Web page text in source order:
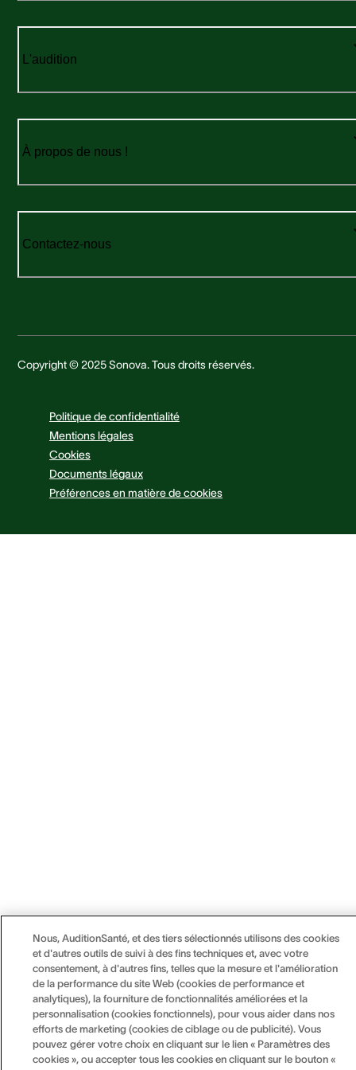
L'audition
À propos de nous !
Contactez-nous
Copyright © 2025 Sonova. Tous droits réservés.
Politique de confidentialité
Mentions légales
Cookies
Documents légaux
Préférences en matière de cookies
Nous, AuditionSanté, et des tiers sélectionnés utilisons des cookies
et d'autres outils de suivi à des fins techniques et, avec votre
consentement, à d'autres fins, telles que la mesure et l'amélioration
de la performance du site Web (cookies de performance et
analytiques), la fourniture de fonctionnalités améliorées et la
personnalisation (cookies fonctionnels), pour vous aider dans nos
efforts de marketing (cookies de ciblage ou de publicité). Vous
pouvez gérer votre choix en cliquant sur le lien « Paramètres des
cookies », ou accepter tous les cookies en cliquant sur le bouton «